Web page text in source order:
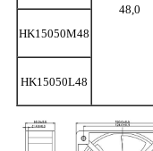
48,0
HK15050M48
HK15050L48